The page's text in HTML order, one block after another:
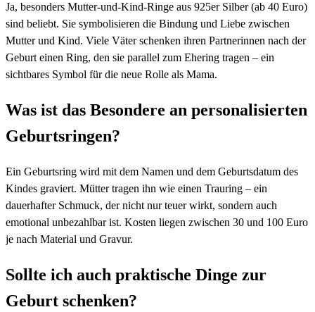
Ja, besonders Mutter-und-Kind-Ringe aus 925er Silber (ab 40 Euro)
sind beliebt. Sie symbolisieren die Bindung und Liebe zwischen
Mutter und Kind. Viele Väter schenken ihren Partnerinnen nach der
Geburt einen Ring, den sie parallel zum Ehering tragen – ein
sichtbares Symbol für die neue Rolle als Mama.
Was ist das Besondere an personalisierten
Geburtsringen?
Ein Geburtsring wird mit dem Namen und dem Geburtsdatum des
Kindes graviert. Mütter tragen ihn wie einen Trauring – ein
dauerhafter Schmuck, der nicht nur teuer wirkt, sondern auch
emotional unbezahlbar ist. Kosten liegen zwischen 30 und 100 Euro
je nach Material und Gravur.
Sollte ich auch praktische Dinge zur
Geburt schenken?